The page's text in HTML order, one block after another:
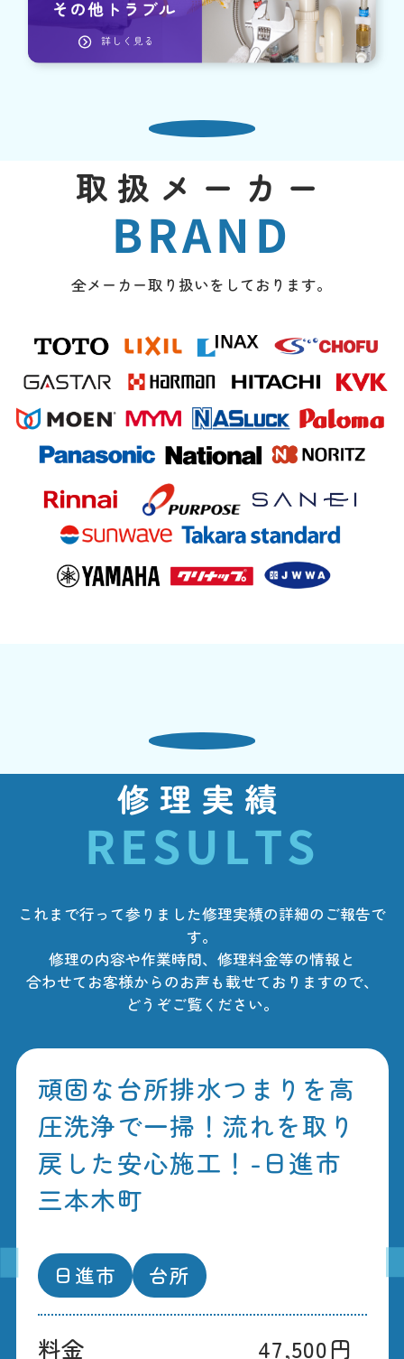
取扱メーカー
BRAND
全メーカー取り扱いをしております。
修理実績
RESULTS
これまで行って参りました修理実績の詳細のご報告で
す。
修理の内容や作業時間、修理料金等の情報と
合わせてお客様からのお声も載せておりますので、
どうぞご覧ください。
頑固な台所排水つまりを高
圧洗浄で一掃！流れを取り
戻した安心施工！-日進市
三本木町
日進市 台所
料金 47,500円